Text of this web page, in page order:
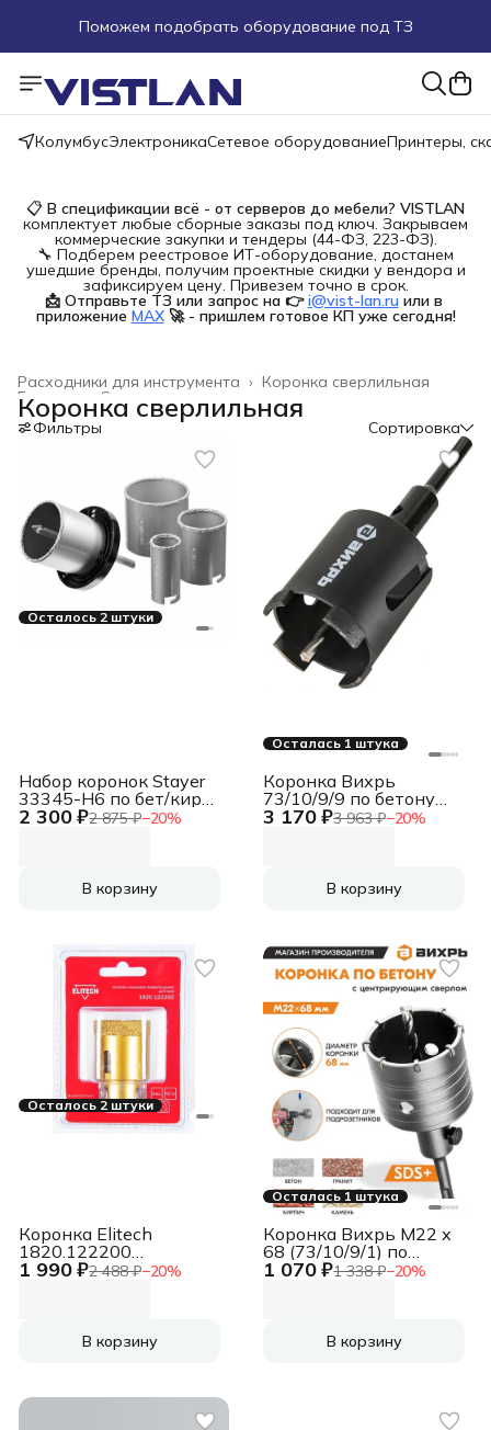
Поможем подобрать оборудование под ТЗ
Пуско-наладочные работы
Пришлите запрос на e-mail или в чат
КолумбусЭлектроникаСетевое оборудованиеПринтеры,
📋 В спецификации всё - от серверов до мебели? VISTLAN
комплектует любые сборные заказы под ключ. Закрываем
коммерческие закупки и тендеры (44-ФЗ, 223-ФЗ).
🔧 Подберем реестровое ИТ-оборудование, достанем
ушедшие бренды, получим проектные скидки у вендора и
зафиксируем цену. Привезем точно в срок.
📩 Отправьте ТЗ или запрос на 👉 i@vist-lan.ru или в
приложение MAX 🚀 - пришлем готовое КП уже сегодня!
Коронка сверлильная
Расходники для инструмента ›
Строительство и ремонт
Главная
Коронка сверлильная
Фильтры Сортировка
Осталось 2 штуки
2 300 ₽2 875 ₽−20%
Набор коронок Stayer
33345-H6 по бет/кирп
(6пред.) для дрелей/
В корзину
Осталась 1 штука
3 170 ₽3 963 ₽−20%
Коронка Вихрь
73/10/9/9 по бетону
(1пред.) для
В корзину
Осталось 2 штуки
1 990 ₽2 488 ₽−20%
Коронка Elitech
1820.122200
универсал. Д=40мм
В корзину
Осталась 1 штука
1 070 ₽1 338 ₽−20%
Коронка Вихрь М22 х
68 (73/10/9/1) по
бетону (1пред.) для
В корзину